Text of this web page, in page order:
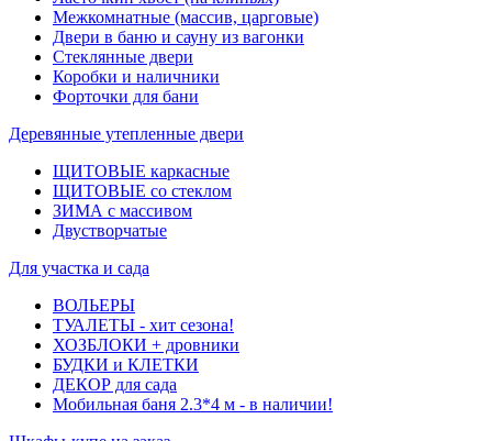
Межкомнатные (массив, царговые)
Двери в баню и сауну из вагонки
Стеклянные двери
Коробки и наличники
Форточки для бани
Деревянные утепленные двери
ЩИТОВЫЕ каркасные
ЩИТОВЫЕ со стеклом
ЗИМА с массивом
Двустворчатые
Для участка и сада
ВОЛЬЕРЫ
ТУАЛЕТЫ - хит сезона!
ХОЗБЛОКИ + дровники
БУДКИ и КЛЕТКИ
ДЕКОР для сада
Мобильная баня 2.3*4 м - в наличии!